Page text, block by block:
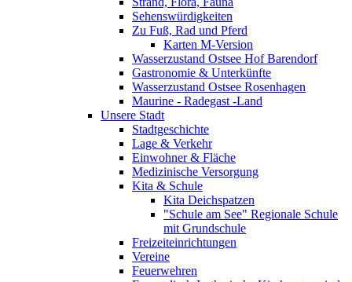
Sehenswürdigkeiten
Zu Fuß, Rad und Pferd
Karten M-Version
Wasserzustand Ostsee Hof Barendorf
Gastronomie & Unterkünfte
Wasserzustand Ostsee Rosenhagen
Maurine - Radegast -Land
Unsere Stadt
Stadtgeschichte
Lage & Verkehr
Einwohner & Fläche
Medizinische Versorgung
Kita & Schule
Kita Deichspatzen
"Schule am See" Regionale Schule
mit Grundschule
Freizeiteinrichtungen
Vereine
Feuerwehren